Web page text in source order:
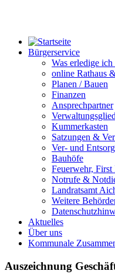
Bürgerservice
Was erledige
online Rathaus
Planen / Bauen
Finanzen
Ansprechpartner
Kummerkasten
Satzungen &
Ver- und
Bauhöfe
Feuerwehr, First
Notrufe &
Landratsamt
Weitere
Aktuelles
Über uns
Kommunale
Auszeichnung